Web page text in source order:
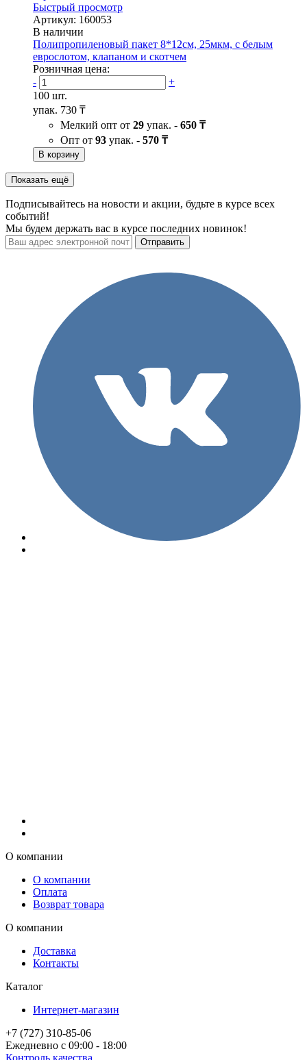
Быстрый просмотр
Артикул: 160053
В наличии
Полипропиленовый пакет 8*12см, 25мкм, с белым
еврослотом, клапаном и скотчем
Розничная цена:
-
+
100 шт.
упак. 730 ₸
Мелкий опт от 29 упак. - 650 ₸
Опт от 93 упак. - 570 ₸
В корзину
Показать ещё
Подписывайтесь на новости и акции, будьте в курсе всех
событий!
Мы будем держать вас в курсе последних новинок!
О компании
О компании
Оплата
Возврат товара
О компании
Доставка
Контакты
Каталог
Интернет-магазин
+7 (727) 310-85-06
Ежедневно с 09:00 - 18:00
Контроль качества